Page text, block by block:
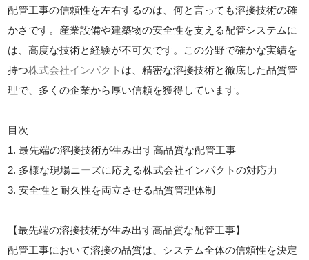
配管工事の信頼性を左右するのは、何と言っても溶接技術の確
かさです。産業設備や建築物の安全性を支える配管システムに
は、高度な技術と経験が不可欠です。この分野で確かな実績を
持つ株式会社インパクト は、精密な溶接技術と徹底した品質管
理で、多くの企業から厚い信頼を獲得しています。
目次
1. 最先端の溶接技術が生み出す高品質な配管工事
2. 多様な現場ニーズに応える株式会社インパクトの対応力
3. 安全性と耐久性を両立させる品質管理体制
【最先端の溶接技術が生み出す高品質な配管工事】
配管工事において溶接の品質は、システム全体の信頼性を決定